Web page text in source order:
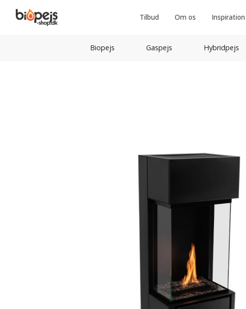
Tilbud Om os Inspiration
Biopejs Gaspejs Hybridpejs